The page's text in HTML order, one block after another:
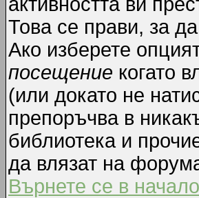
Това се прави, за
Ако изберете
посещение когато
(или докато не
препоръчва в
библиотека и
да влязат на
Върнете се в